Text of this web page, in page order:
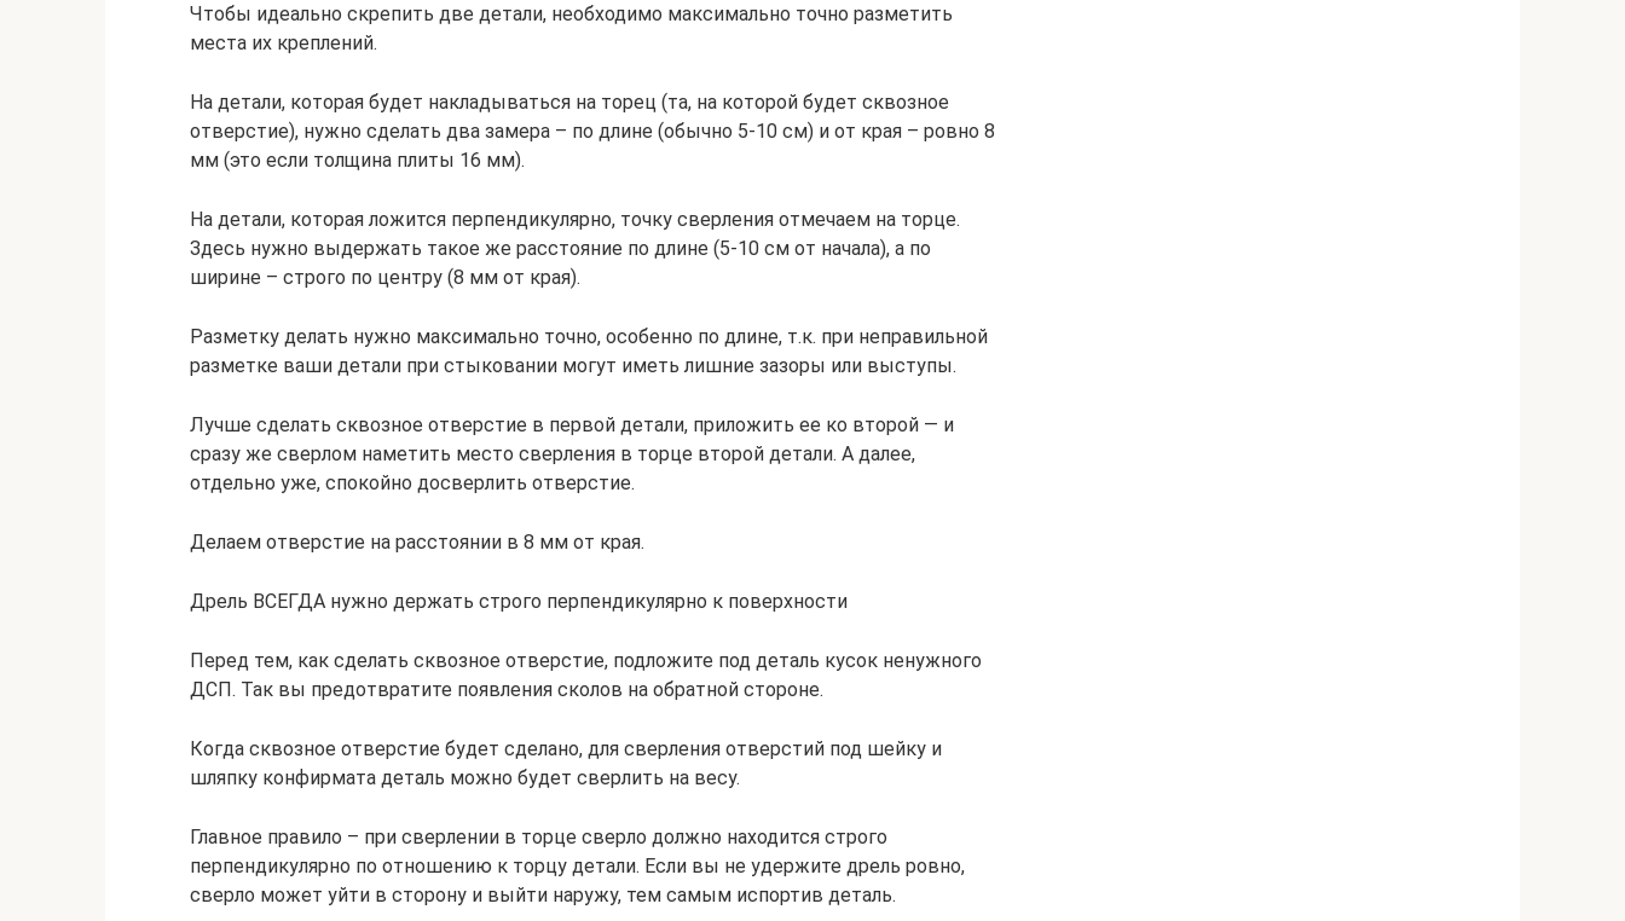
Чтобы идеально скрепить две детали, необходимо максимально точно разметить
места их креплений.
На детали, которая будет накладываться на торец (та, на которой будет сквозное
отверстие), нужно сделать два замера – по длине (обычно 5-10 см) и от края – ровно 8
мм (это если толщина плиты 16 мм).
На детали, которая ложится перпендикулярно, точку сверления отмечаем на торце.
Здесь нужно выдержать такое же расстояние по длине (5-10 см от начала), а по
ширине – строго по центру (8 мм от края).
Разметку делать нужно максимально точно, особенно по длине, т.к. при неправильной
разметке ваши детали при стыковании могут иметь лишние зазоры или выступы.
Лучше сделать сквозное отверстие в первой детали, приложить ее ко второй — и
сразу же сверлом наметить место сверления в торце второй детали. А далее,
отдельно уже, спокойно досверлить отверстие.
Делаем отверстие на расстоянии в 8 мм от края.
Дрель ВСЕГДА нужно держать строго перпендикулярно к поверхности
Перед тем, как сделать сквозное отверстие, подложите под деталь кусок ненужного
ДСП. Так вы предотвратите появления сколов на обратной стороне.
Когда сквозное отверстие будет сделано, для сверления отверстий под шейку и
шляпку конфирмата деталь можно будет сверлить на весу.
Главное правило – при сверлении в торце сверло должно находится строго
перпендикулярно по отношению к торцу детали. Если вы не удержите дрель ровно,
сверло может уйти в сторону и выйти наружу, тем самым испортив деталь.